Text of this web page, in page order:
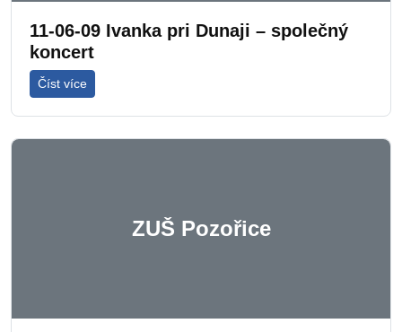
11-06-09 Ivanka pri Dunaji – společný
koncert
Číst více
ZUŠ Pozořice